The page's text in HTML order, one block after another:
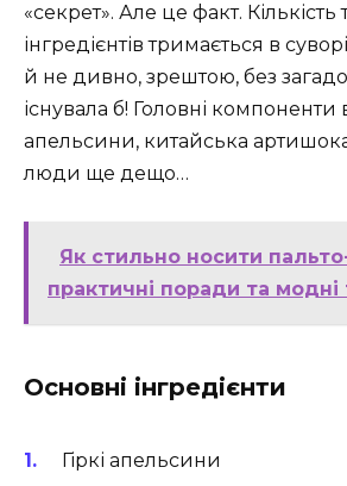
«секрет». Але це факт. Кількість
інгредієнтів тримається в
й не дивно, зрештою, без
існувала б! Головні компоненти
апельсини, китайська
люди ще дещо…
Як стильно носити
практичні поради та
Основні інгредієнти
Гіркі апельсини